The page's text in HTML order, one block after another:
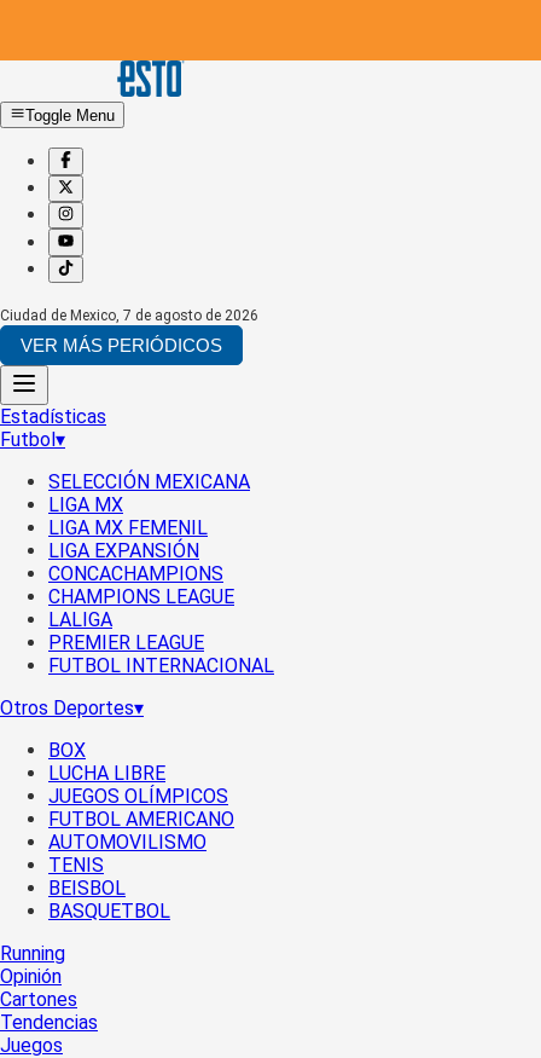
Toggle Menu
Ciudad de Mexico, 7 de agosto de 2026
VER MÁS PERIÓDICOS
Estadísticas
Futbol▾
SELECCIÓN MEXICANA
LIGA MX
LIGA MX FEMENIL
LIGA EXPANSIÓN
CONCACHAMPIONS
CHAMPIONS LEAGUE
LALIGA
PREMIER LEAGUE
FUTBOL INTERNACIONAL
Otros Deportes▾
BOX
LUCHA LIBRE
JUEGOS OLÍMPICOS
FUTBOL AMERICANO
AUTOMOVILISMO
TENIS
BEISBOL
BASQUETBOL
Running
Opinión
Cartones
Tendencias
Juegos